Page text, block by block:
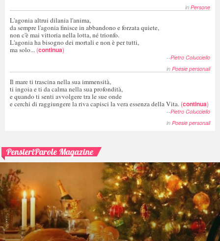
in Persone
L'agonia altrui dilania l'anima,
da sempre l'agonia finisce in abbandono e forzata quiete,
non c'è mai vittoria nella lotta, né trionfo.
L'agonia ha bisogno dei mortali e non è per tutti,
ma solo... (continua)
--Pietro Colucciello
in Poesie personali
Il mare ti trascina nella sua immensità,
ti ingoia e ti da calma nella sua profondità,
e quando ti senti avvolgere tra le sue onde
e cerchi di raggiungere la riva capisci la vera essenza della Vita. (continua)
--Pietro Colucciello
in Poesie personali
PensieriParole Magazine